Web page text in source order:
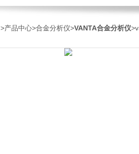
>产品中心>合金分析仪>VANTA合金分析仪